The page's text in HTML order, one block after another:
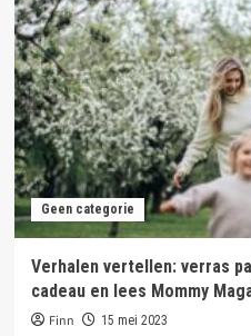
voor
unieke
kinderkleding
en
een
stijlvol
woonhuis
Geen categorie
Verhalen vertellen: verras
cadeau en lees Mommy
Finn 15 mei 2023